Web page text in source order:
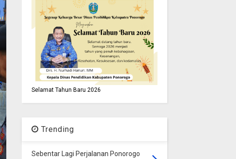
Selamat Tahun Baru 2026
Trending
Sebentar Lagi Perjalanan Ponorogo